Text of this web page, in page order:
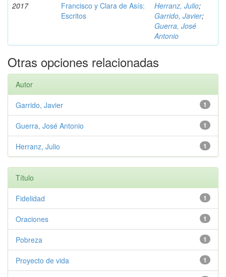
2017
Francisco y Clara de Asís:
Escritos
Herranz, Julio;
Garrido, Javier;
Guerra, José
Antonio
Otras opciones relacionadas
Autor
1
Garrido, Javier
1
Guerra, José Antonio
1
Herranz, Julio
Título
1
Fidelidad
1
Oraciones
1
Pobreza
1
Proyecto de vida